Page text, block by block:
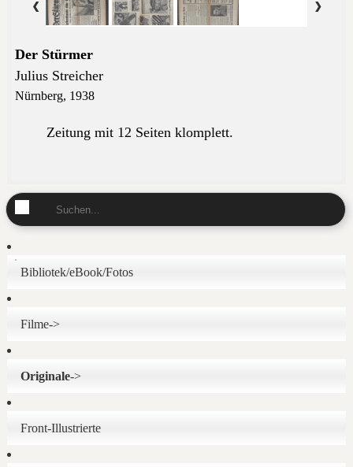
Der Stürmer
Julius Streicher
Nürnberg, 1938
Zeitung mit 12 Seiten klomplett.
Bibliotek/eBook/Fotos
Filme->
Originale->
Front-Illustrierte